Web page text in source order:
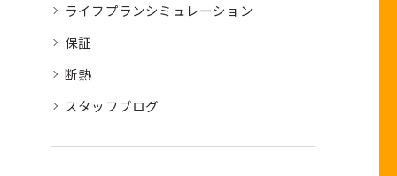
ライフプランシミュレーション
保証
断熱
スタッフブログ